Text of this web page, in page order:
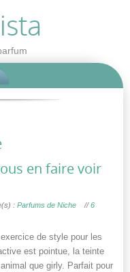
en faire voir
: Parfums de Niche //6
de style pour les
est pointue, la teinte
que girly. Parfait pour